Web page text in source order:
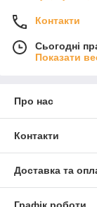
Контакти
Сьогодні
Показати
Про нас
Контакти
Доставка та